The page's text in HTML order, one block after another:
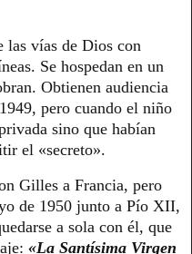
las vías de Dios con
Se hospedan en un
Obtienen audiencia
pero cuando el niño
sino que habían
el «secreto».
Gilles a Francia, pero
de 1950 junto a Pío XII,
a sola con él, que
«La Santísima Virgen